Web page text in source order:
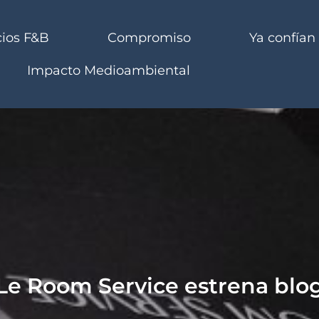
F&B Compromiso Ya
Impacto Medioambiental
Room Service estrena